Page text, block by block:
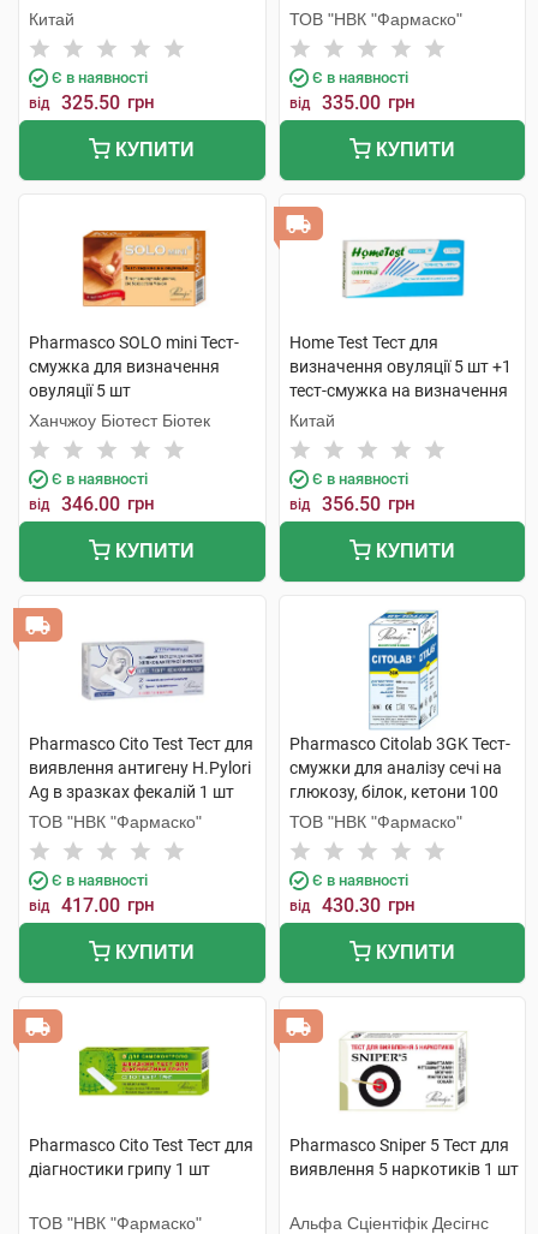
Китай
Є в наявності
від 325.50 грн
КУПИТИ
ТОВ "НВК "Фармаско"
Є в наявності
від 335.00 грн
КУПИТИ
Pharmasco SOLO mini Тест-
смужка для визначення
овуляції 5 шт
Ханчжоу Біотест Біотек
Є в наявності
від 346.00 грн
КУПИТИ
Home Test Тест для
визначення овуляції 5 шт +1
тест-смужка на визначення
вагітності 1 набір
Китай
Є в наявності
від 356.50 грн
КУПИТИ
Pharmasco Cito Test Тест для
виявлення антигену Н.Pylori
Ag в зразках фекалій 1 шт
ТОВ "НВК "Фармаско"
Є в наявності
від 417.00 грн
КУПИТИ
Pharmasco Citolab 3GK Тест-
смужки для аналізу сечі на
глюкозу, білок, кетони 100
шт
ТОВ "НВК "Фармаско"
Є в наявності
від 430.30 грн
КУПИТИ
Pharmasco Cito Test Тест для
діагностики грипу 1 шт
ТОВ "НВК "Фармаско"
Pharmasco Sniper 5 Тест для
виявлення 5 наркотиків 1 шт
Альфа Сціентіфік Десігнс